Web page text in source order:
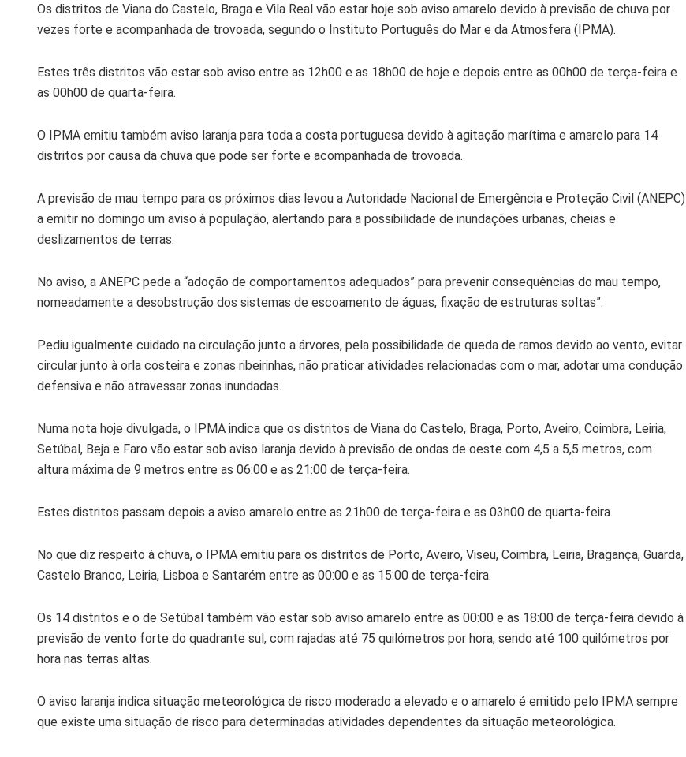
Os distritos de Viana do Castelo, Braga e Vila Real vão estar hoje sob aviso amarelo devido à previsão de chuva por
vezes forte e acompanhada de trovoada, segundo o Instituto Português do Mar e da Atmosfera (IPMA).
Estes três distritos vão estar sob aviso entre as 12h00 e as 18h00 de hoje e depois entre as 00h00 de terça-feira e
as 00h00 de quarta-feira.
O IPMA emitiu também aviso laranja para toda a costa portuguesa devido à agitação marítima e amarelo para 14
distritos por causa da chuva que pode ser forte e acompanhada de trovoada.
A previsão de mau tempo para os próximos dias levou a Autoridade Nacional de Emergência e Proteção Civil (ANEPC)
a emitir no domingo um aviso à população, alertando para a possibilidade de inundações urbanas, cheias e
deslizamentos de terras.
No aviso, a ANEPC pede a “adoção de comportamentos adequados” para prevenir consequências do mau tempo,
nomeadamente a desobstrução dos sistemas de escoamento de águas, fixação de estruturas soltas”.
Pediu igualmente cuidado na circulação junto a árvores, pela possibilidade de queda de ramos devido ao vento, evitar
circular junto à orla costeira e zonas ribeirinhas, não praticar atividades relacionadas com o mar, adotar uma condução
defensiva e não atravessar zonas inundadas.
Numa nota hoje divulgada, o IPMA indica que os distritos de Viana do Castelo, Braga, Porto, Aveiro, Coimbra, Leiria,
Setúbal, Beja e Faro vão estar sob aviso laranja devido à previsão de ondas de oeste com 4,5 a 5,5 metros, com
altura máxima de 9 metros entre as 06:00 e as 21:00 de terça-feira.
Estes distritos passam depois a aviso amarelo entre as 21h00 de terça-feira e as 03h00 de quarta-feira.
No que diz respeito à chuva, o IPMA emitiu para os distritos de Porto, Aveiro, Viseu, Coimbra, Leiria, Bragança, Guarda,
Castelo Branco, Leiria, Lisboa e Santarém entre as 00:00 e as 15:00 de terça-feira.
Os 14 distritos e o de Setúbal também vão estar sob aviso amarelo entre as 00:00 e as 18:00 de terça-feira devido à
previsão de vento forte do quadrante sul, com rajadas até 75 quilómetros por hora, sendo até 100 quilómetros por
hora nas terras altas.
O aviso laranja indica situação meteorológica de risco moderado a elevado e o amarelo é emitido pelo IPMA sempre
que existe uma situação de risco para determinadas atividades dependentes da situação meteorológica.